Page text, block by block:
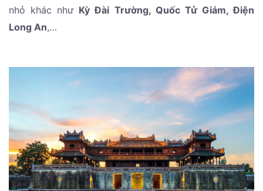
nhỏ khác như Kỳ Đài Trường, Quốc Tử Giám, Điện
Long An,…